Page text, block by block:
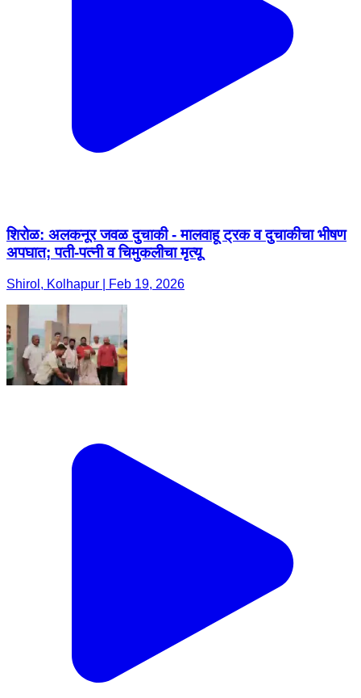
शिरोळ: अलकनूर जवळ दुचाकी - मालवाहू ट्रक व दुचाकीचा भीषण
अपघात; पती-पत्नी व चिमुकलीचा मृत्यू
Shirol, Kolhapur | Feb 19, 2026